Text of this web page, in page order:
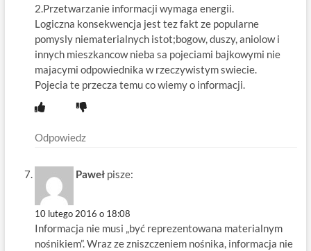
2.Przetwarzanie informacji wymaga energii.
Logiczna konsekwencja jest tez fakt ze popularne
pomysly niematerialnych istot;bogow, duszy, aniolow i
innych mieszkancow nieba sa pojeciami bajkowymi nie
majacymi odpowiednika w rzeczywistym swiecie.
Pojecia te przecza temu co wiemy o informacji.
Odpowiedz
Paweł pisze:
10 lutego 2016 o 18:08
Informacja nie musi „być reprezentowana materialnym
nośnikiem”. Wraz ze zniszczeniem nośnika, informacja nie